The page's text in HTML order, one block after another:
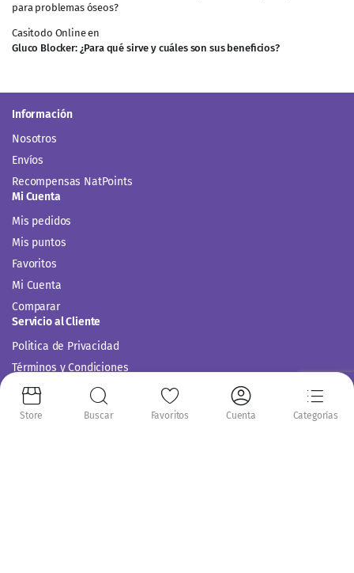
para problemas óseos?
Casitodo Onlineen
Gluco Blocker: ¿Para qué sirve y cuáles son sus beneficios?
Información
Nosotros
Envíos
Recompensas NatPoints
Mi Cuenta
Mis pedidos
Mis puntos
Favoritos
Mi Cuenta
Comparar
Servicio al Cliente
Politica de Privacidad
Términos y Condiciones
Siguenos en:
Store Buscar Favoritos Cuenta Categorías